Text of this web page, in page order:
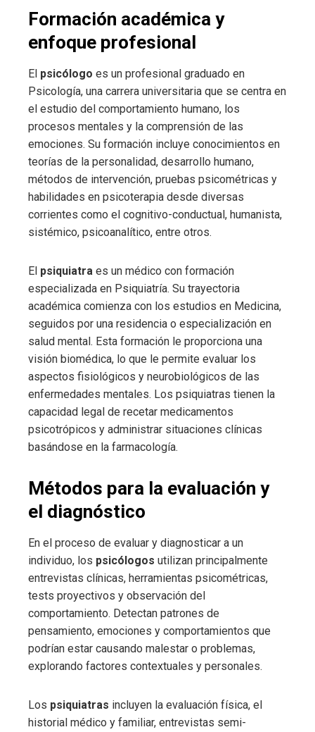
Formación académica y
enfoque profesional
El psicólogo es un profesional graduado en
Psicología, una carrera universitaria que se centra en
el estudio del comportamiento humano, los
procesos mentales y la comprensión de las
emociones. Su formación incluye conocimientos en
teorías de la personalidad, desarrollo humano,
métodos de intervención, pruebas psicométricas y
habilidades en psicoterapia desde diversas
corrientes como el cognitivo-conductual, humanista,
sistémico, psicoanalítico, entre otros.
El psiquiatra es un médico con formación
especializada en Psiquiatría. Su trayectoria
académica comienza con los estudios en Medicina,
seguidos por una residencia o especialización en
salud mental. Esta formación le proporciona una
visión biomédica, lo que le permite evaluar los
aspectos fisiológicos y neurobiológicos de las
enfermedades mentales. Los psiquiatras tienen la
capacidad legal de recetar medicamentos
psicotrópicos y administrar situaciones clínicas
basándose en la farmacología.
Métodos para la evaluación y
el diagnóstico
En el proceso de evaluar y diagnosticar a un
individuo, los psicólogos utilizan principalmente
entrevistas clínicas, herramientas psicométricas,
tests proyectivos y observación del
comportamiento. Detectan patrones de
pensamiento, emociones y comportamientos que
podrían estar causando malestar o problemas,
explorando factores contextuales y personales.
Los psiquiatras incluyen la evaluación física, el
historial médico y familiar, entrevistas semi-